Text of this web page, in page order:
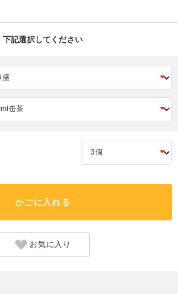
下記選択してください
かごに入れる
お気に入り